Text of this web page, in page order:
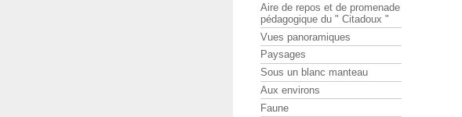
Aire de repos et de promenade
pédagogique du " Citadoux "
Vues panoramiques
Paysages
Sous un blanc manteau
Aux environs
Faune